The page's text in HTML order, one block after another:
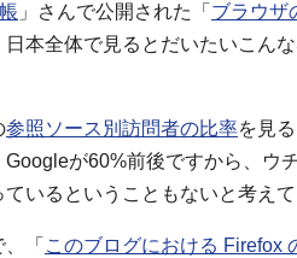
」さんで公開された「 ブラウザ
本全体で見るとだいたいこん
参照ソース別訪問者の比率を見
が60%前後ですから、ウ
いるということもないと考えて
「 このブログにおける Firefox